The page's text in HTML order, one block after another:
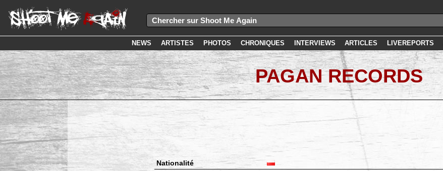
NEWS ARTISTES PHOTOS CHRONIQUES INTERVIEWS ARTICLES LIVEREPORTS
PAGAN RECORDS
Nationalité